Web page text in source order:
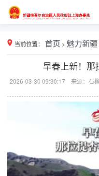
当前位置： 首页 > 魅力新疆
早春上新！那
2026-03-30 09:30:17 来源：石